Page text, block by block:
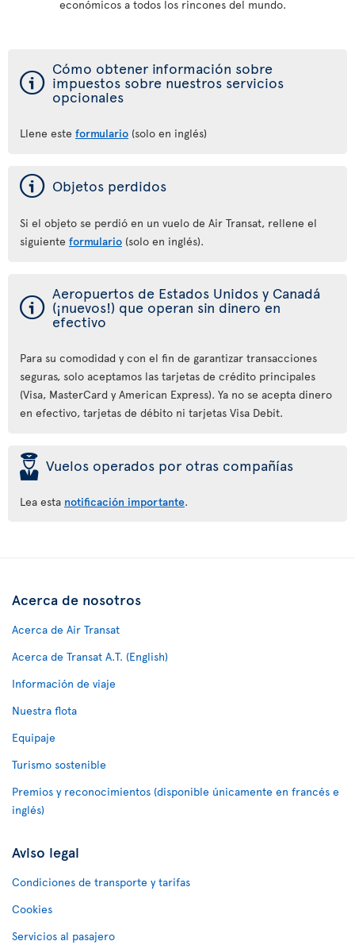
económicos a todos los rincones del mundo.
ý Cómo obtener información sobre
impuestos sobre nuestros servicios
opcionales
Llene este formulario (solo en inglés)
ý Objetos perdidos
Si el objeto se perdió en un vuelo de Air Transat, rellene el
siguiente formulario (solo en inglés).
ý Aeropuertos de Estados Unidos y Canadá
(¡nuevos!) que operan sin dinero en
efectivo
Para su comodidad y con el fin de garantizar transacciones
seguras, solo aceptamos las tarjetas de crédito principales
(Visa, MasterCard y American Express). Ya no se acepta dinero
en efectivo, tarjetas de débito ni tarjetas Visa Debit.
þ Vuelos operados por otras compañías
Lea esta notificación importante.
Acerca de nosotros
Acerca de Air Transat
Acerca de Transat A.T. (English)
Información de viaje
Nuestra flota
Equipaje
Turismo sostenible
Premios y reconocimientos (disponible únicamente en francés e
inglés)
Aviso legal
Condiciones de transporte y tarifas
Cookies
Servicios al pasajero